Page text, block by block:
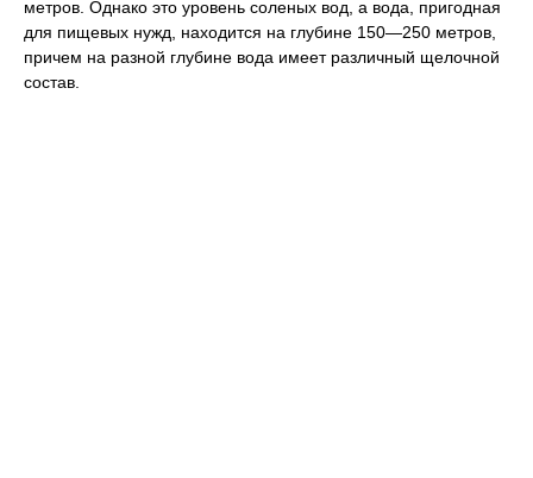
метров. Однако это уровень соленых вод, а вода, пригодная
для пищевых нужд, находится на глубине 150—250 метров,
причем на разной глубине вода имеет различный щелочной
состав.